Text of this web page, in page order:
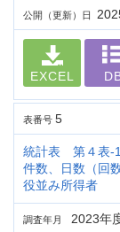
公開（更新）日
EXCEL
表番号 5
統計表 第４表-
件数、日数（回
役並み所得者
調査年月 2023年